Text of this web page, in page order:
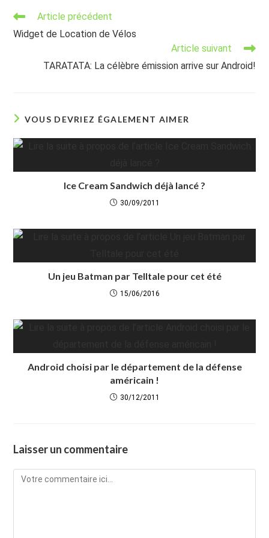
Read
articles
Article précédent
Widget de Location de Vélos
Article suivant
TARATATA: La célèbre émission arrive sur Android!
VOUS DEVRIEZ ÉGALEMENT AIMER
Ice Cream Sandwich déjà lancé ?
30/09/2011
Un jeu Batman par Telltale pour cet été
15/06/2016
Android choisi par le département de la défense
américain !
30/12/2011
Laisser un commentaire
Comment